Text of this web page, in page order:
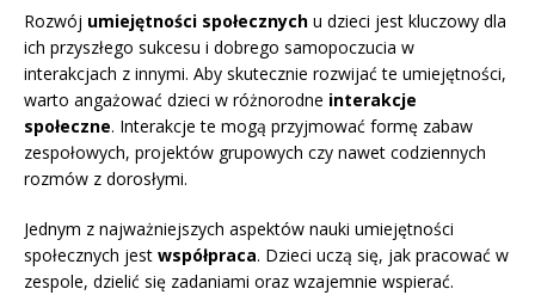
Rozwój umiejętności społecznych u dzieci jest kluczowy dla
ich przyszłego sukcesu i dobrego samopoczucia w
interakcjach z innymi. Aby skutecznie rozwijać te umiejętności,
warto angażować dzieci w różnorodne interakcje
społeczne. Interakcje te mogą przyjmować formę zabaw
zespołowych, projektów grupowych czy nawet codziennych
rozmów z dorosłymi.
Jednym z najważniejszych aspektów nauki umiejętności
społecznych jest współpraca. Dzieci uczą się, jak pracować w
zespole, dzielić się zadaniami oraz wzajemnie wspierać.